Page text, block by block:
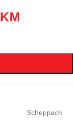
KM
Scheppach